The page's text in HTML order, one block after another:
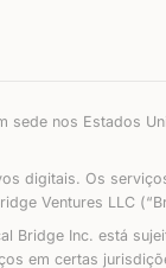
sede nos Estados
digitais. Os
Ventures LLC
Bridge Inc. está
em certas